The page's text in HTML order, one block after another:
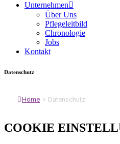
Unternehmen
Über Uns
Pflegeleitbild
Chronologie
Jobs
Kontakt
Datenschutz
Home > Datenschutz
COOKIE